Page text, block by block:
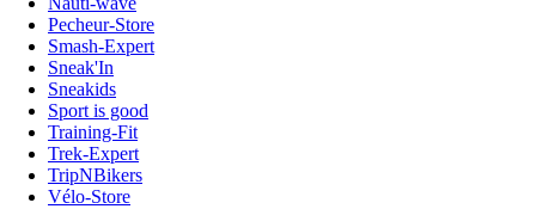
Pecheur-Store
Smash-Expert
Sneak'In
Sneakids
Sport is good
Training-Fit
Trek-Expert
TripNBikers
Vélo-Store